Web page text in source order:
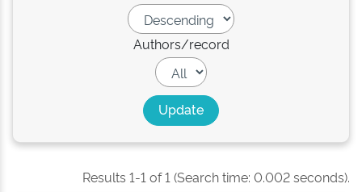
Authors/record
Results 1-1 of 1 (Search time: 0.002 seconds).